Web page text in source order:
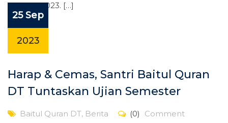
B tahun 2023. […]
25 Sep
2023
Harap & Cemas, Santri Baitul Quran
DT Tuntaskan Ujian Semester
Baitul Quran DT, Berita (0) Comment